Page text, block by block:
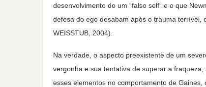
desenvolvimento do um “falso self” e o que
defesa do ego desabam após o trauma terrível,
WEISSTUB, 2004).
Na verdade, o aspecto preexistente de um
vergonha e sua tentativa de superar a
esses elementos no comportamento de